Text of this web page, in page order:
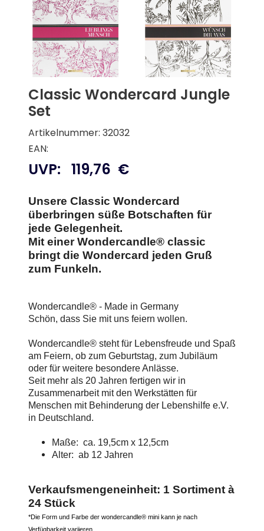
Classic Wondercard Jungle
Set
Artikelnummer: 32032
EAN:
UVP: 119,76 €
Unsere Classic Wondercard
überbringen süße Botschaften für
jede Gelegenheit.
Mit einer Wondercandle® classic
bringt die Wondercard jeden Gruß
zum Funkeln.
Wondercandle® - Made in Germany
Schön, dass Sie mit uns feiern wollen.
Wondercandle® steht für Lebensfreude und Spaß
am Feiern, ob zum Geburtstag, zum Jubiläum
oder für weitere besondere Anlässe.
Seit mehr als 20 Jahren fertigen wir in
Zusammenarbeit mit den Werkstätten für
Menschen mit Behinderung der Lebenshilfe e.V.
in Deutschland.
Maße: ca. 19,5cm x 12,5cm
Alter: ab 12 Jahren
Verkaufsmengeneinheit: 1 Sortiment à
24 Stück
*Die Form und Farbe der wondercandle® mini kann je nach
Verfügbarkeit variieren.